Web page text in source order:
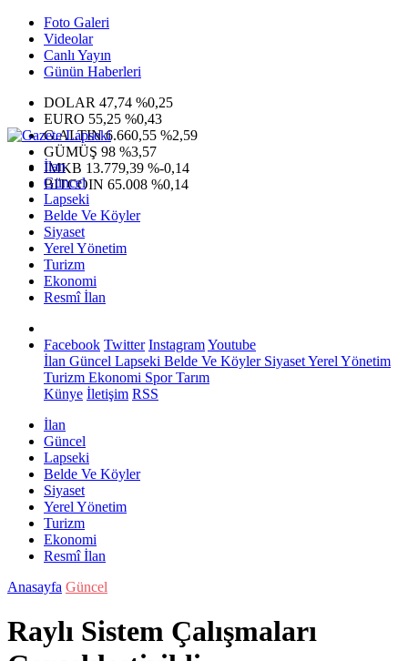
Foto Galeri
Videolar
Canlı Yayın
Günün Haberleri
DOLAR 47,74 %0,25
EURO 55,25 %0,43
G.ALTIN6.660,55 %2,59
GÜMÜŞ 98 %3,57
IMKB 13.779,39 %-0,14
BITCOIN 65.008 %0,14
İlan
Güncel
Lapseki
Belde Ve Köyler
Siyaset
Yerel Yönetim
Turizm
Ekonomi
Resmî İlan
Facebook Twitter InstagramYoutube
İlan Güncel Lapseki Belde Ve KöylerSiyasetYerel Yönetim
Turizm Ekonomi SporTarım
Künye İletişim RSS
İlan
Güncel
Lapseki
Belde Ve Köyler
Siyaset
Yerel Yönetim
Turizm
Ekonomi
Resmî İlan
Anasayfa Güncel
Raylı Sistem Çalışmaları